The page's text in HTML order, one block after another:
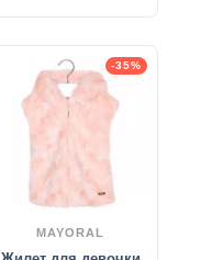
-35%
MAYORAL